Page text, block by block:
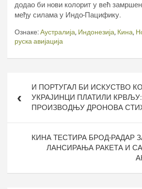
додао би нови колорит у већ
међу силама у Индо-Пацифику.
Ознаке:Аустралија, Индонезија, Кина,
руска авијација
чланкаИ ПОРТУГАЛ БИ ИСКУСТВО
УКРАЈИНЦИ ПЛАТИЛИ
ПРОИЗВОДЊУ ДРОНОВА
КИНА ТЕСТИРА БРОД-РАДАР
ЛАНСИРАЊА РАКЕТА И